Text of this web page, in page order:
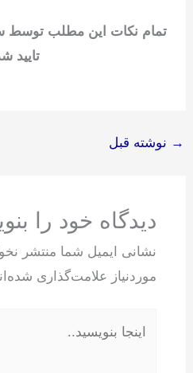
تمام نکات این مطلب توسط
تایید
→ نوشته قبل
دیدگاه‌ خود را
نشانی ایمیل شما منتشر
موردنیاز علامت‌گذاری